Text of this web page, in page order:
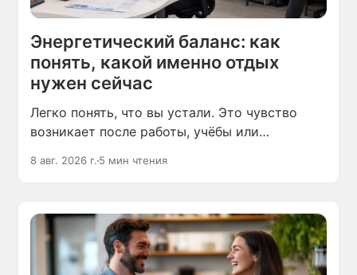
Энергетический баланс: как
понять, какой именно отдых
нужен сейчас
Легко понять, что вы устали. Это чувство
возникает после работы, учёбы или
8 авг. 2026 г. 5 мин чтения